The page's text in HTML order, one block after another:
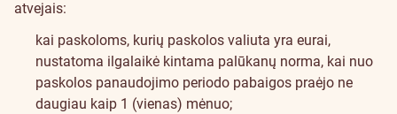
atvejais:
kai paskoloms, kurių paskolos valiuta yra eurai,
nustatoma ilgalaikė kintama palūkanų norma, kai nuo
paskolos panaudojimo periodo pabaigos praėjo ne
daugiau kaip 1 (vienas) mėnuo;